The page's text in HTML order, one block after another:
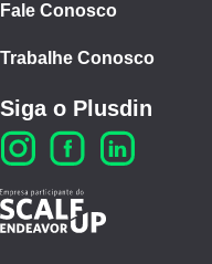
Fale Conosco
Trabalhe Conosco
Siga o Plusdin